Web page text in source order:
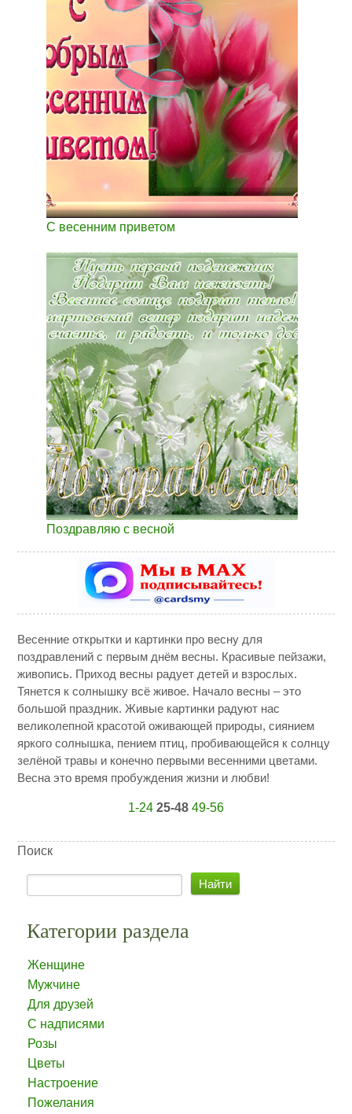
С весенним приветом
Поздравляю с весной
Весенние открытки и картинки про весну для
поздравлений с первым днём весны. Красивые пейзажи,
живопись. Приход весны радует детей и взрослых.
Тянется к солнышку всё живое. Начало весны – это
большой праздник. Живые картинки радуют нас
великолепной красотой оживающей природы, сиянием
яркого солнышка, пением птиц, пробивающейся к солнцу
зелёной травы и конечно первыми весенними цветами.
Весна это время пробуждения жизни и любви!
1-24 25-48 49-56
Поиск
Категории раздела
Женщине
Мужчине
Для друзей
С надписями
Розы
Цветы
Настроение
Пожелания